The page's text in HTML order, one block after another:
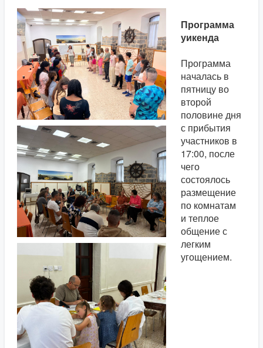
Программа
уикенда
Программа
началась в
пятницу во
второй
половине дня
с прибытия
участников в
17:00, после
чего
состоялось
размещение
по комнатам
и теплое
общение с
легким
угощением.